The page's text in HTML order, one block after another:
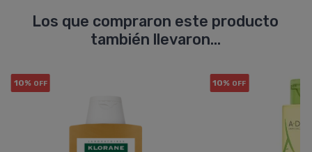
Los que compraron este producto
también llevaron...
10% OFF 10% OFF